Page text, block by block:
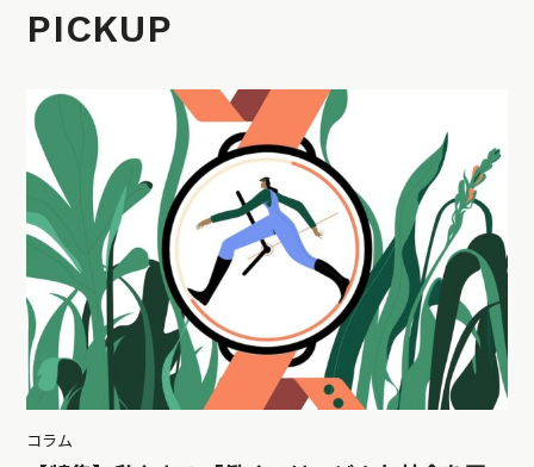
PICKUP
コラム